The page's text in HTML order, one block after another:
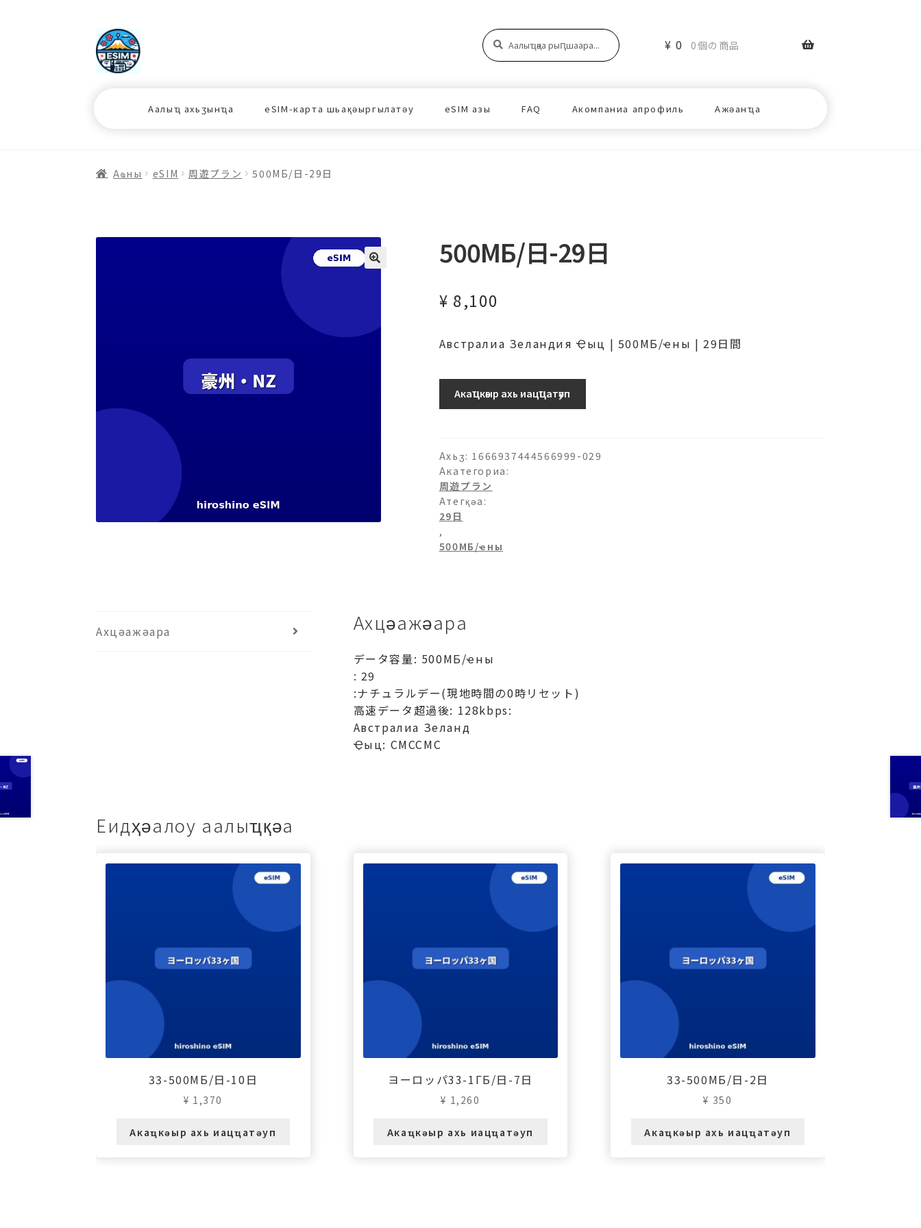
ナ
ビ
ゲ
ス
コ
ン
テ
プ
Аԥшаара:
Аԥшаара
Аалыҵ ахьӡынҵа eSIM-карта шьақәыргылатәу eSIM азы FAQ Акомпаниа апрофиль Ажәанҵа
¥ 0 0個の商品
Аҩны еSIM 周遊プラン 500МБ/日-29日
500МБ/日-29日
¥ 8,100
Австралиа Зеландия Ҿыц | 500МБ/ҽны | 29日間
Акаҵкәыр ахь иацҵатәуп
Ахьӡ: 1666937444566999-029
Акатегориа:
周遊プラン
Атегқәа:
29日
,
500МБ/ҽны
Ахцәажәара Ахцәажәара
データ容量: 500МБ/ҽны
: 29
:ナチュラルデー(現地時間の0時リセット)
高速データ超過後: 128kbps:
Австралиа Зеланд
Ҿыц: СМССМС
Еидҳәалоу аалыҵқәа
33-500МБ/日-10日
¥ 1,370
Акаҵкәыр ахь иацҵатәуп
ヨーロッパ33-1ГБ/日-7日
¥ 1,260
Акаҵкәыр ахь иацҵатәуп
33-500МБ/日-2日
¥ 350
Акаҵкәыр ахь иацҵатәуп